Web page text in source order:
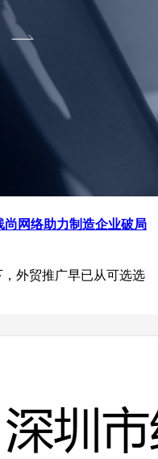
尚网络助力制造企业破局
外贸推广早已从可选选